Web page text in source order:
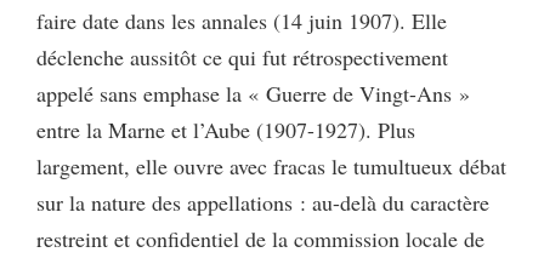
faire date dans les annales (14 juin 1907). Elle
déclenche aussitôt ce qui fut rétrospectivement
appelé sans emphase la « Guerre de Vingt-Ans »
entre la Marne et l’Aube (1907-1927). Plus
largement, elle ouvre avec fracas le tumultueux débat
sur la nature des appellations : au-delà du caractère
restreint et confidentiel de la commission locale de